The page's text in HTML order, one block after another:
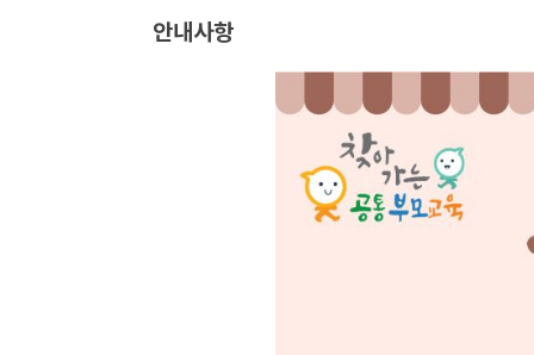
안내사항